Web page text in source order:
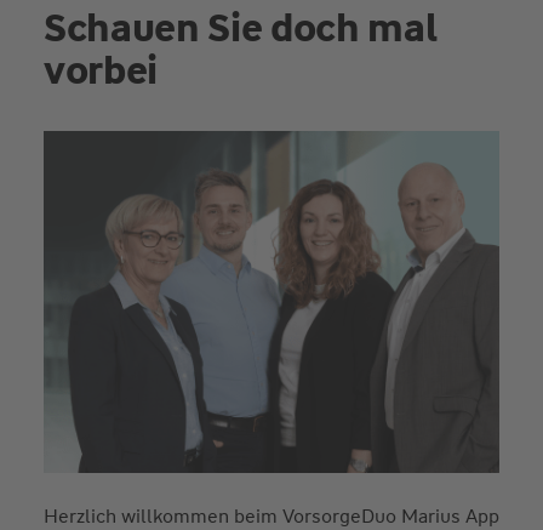
Schauen Sie doch mal
vorbei
Herzlich willkommen beim VorsorgeDuo Marius App